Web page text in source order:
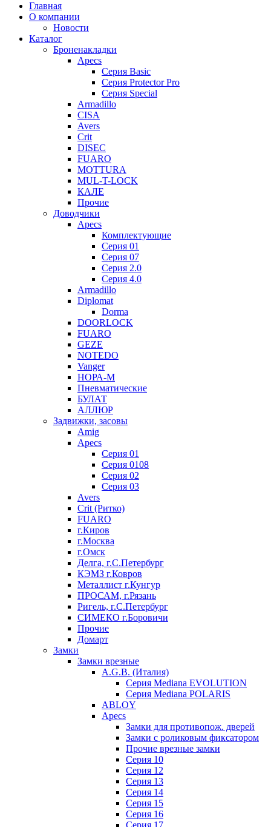
Главная
О компании
Новости
Каталог
Броненакладки
Apecs
Серия Basic
Серия Protector Pro
Серия Special
Armadillo
CISA
Avers
Crit
DISEC
FUARO
MOTTURA
MUL-T-LOCK
КАЛЕ
Прочие
Доводчики
Apecs
Комплектующие
Серия 01
Серия 07
Серия 2.0
Серия 4.0
Armadillo
Diplomat
Dorma
DOORLOCK
FUARO
GEZE
NOTEDO
Vanger
НОРА-М
Пневматические
БУЛАТ
АЛЛЮР
Задвижки, засовы
Amig
Apecs
Серия 01
Серия 0108
Серия 02
Серия 03
Avers
Crit (Ритко)
FUARO
г.Киров
г.Москва
г.Омск
Делга, г.С.Петербург
КЭМЗ г.Ковров
Металлист г.Кунгур
ПРОСАМ, г.Рязань
Ригель, г.С.Петербург
СИМЕКО г.Боровичи
Прочие
Домарт
Замки
Замки врезные
A.G.B. (Италия)
Серия Mediana EVOLUTION
Серия Mediana POLARIS
ABLOY
Apecs
Замки для противопож. дверей
Замки с роликовым фиксатором
Прочие врезные замки
Серия 10
Серия 12
Серия 13
Серия 14
Серия 15
Серия 16
Серия 17